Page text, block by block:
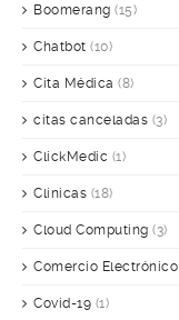
Boomerang (15)
Chatbot (10)
Cita Médica (8)
citas canceladas (3)
ClickMedic (1)
Clínicas (18)
Cloud Computing (3)
Comercio Electrónico
Covid-19 (1)